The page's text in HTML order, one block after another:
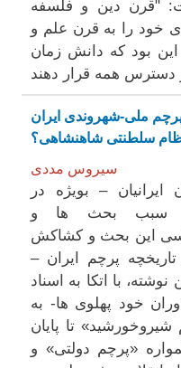
"قرن دین و فلسفه
خود را به قرن علم و
بود که دانش زمان
ملی-شهروندی ایران
سلطنتی شاهنشاهی؟
سیروس مددی
– بویژه در
سبب بحث ها و
این بحث و کشاکش
پرچم ایران –
با اتکا به اسناد
خود پهلوی ها- به
تا پایان
«پرچم دولتی» و